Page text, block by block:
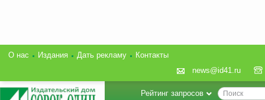
О нас Издания Дать рекламу
Контакты
news@id41.ru
Рейтинг запросов